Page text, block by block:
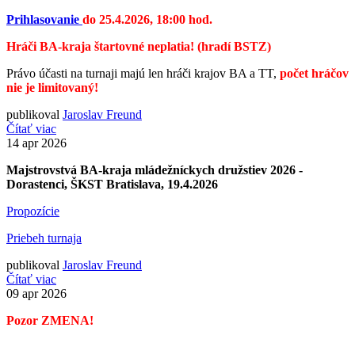
Prihlasovanie do 25.4.2026, 18:00 hod.
Hráči BA-kraja štartovné neplatia! (hradí BSTZ)
Právo účasti na turnaji majú len hráči krajov BA a TT, počet hráčov
nie je limitovaný!
publikoval Jaroslav Freund
Čítať viac
14 apr 2026
Majstrovstvá BA-kraja mládežníckych družstiev 2026 -
Dorastenci, ŠKST Bratislava, 19.4.2026
Propozície
Priebeh turnaja
publikoval Jaroslav Freund
Čítať viac
09 apr 2026
Pozor ZMENA!